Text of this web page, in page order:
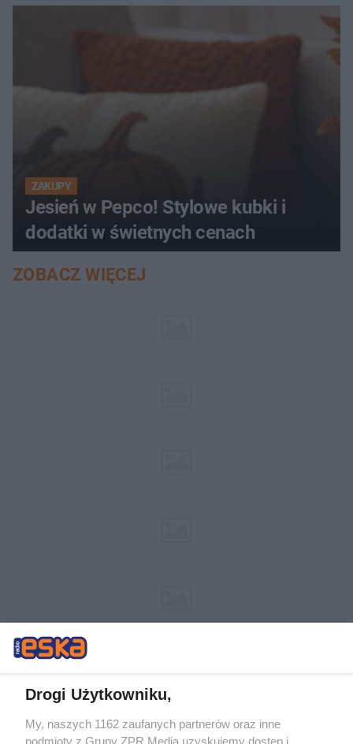
ZAKUPY
Jesień w Pepco! Stylowe kubki i
dodatki w świetnych cenach
ZOBACZ WIĘCEJ
Żaden utwór zamieszczony w serwisie nie może być powielany i
Drogi Użytkowniku,
My, naszych 1162 zaufanych partnerów oraz inne
podmioty z Grupy ZPR Media uzyskujemy dostęp i